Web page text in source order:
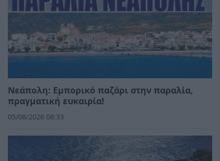
Νεάπολη: Εμπορικό παζάρι στην παραλία,
πραγματική ευκαιρία!
05/08/2026 08:33